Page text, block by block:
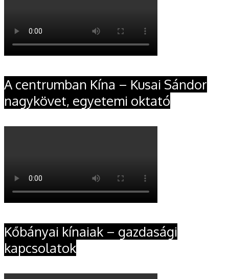
A centrumban Kína – Kusai Sándor
nagykövet, egyetemi oktató
Kőbányai kínaiak – gazdasági
kapcsolatok